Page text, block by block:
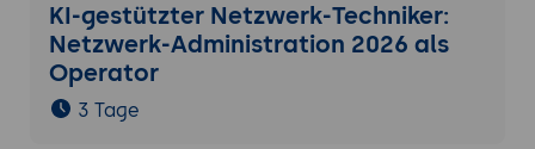
KI-gestützter Netzwerk-Techniker:
Netzwerk-Administration 2026 als
Operator
3 Tage